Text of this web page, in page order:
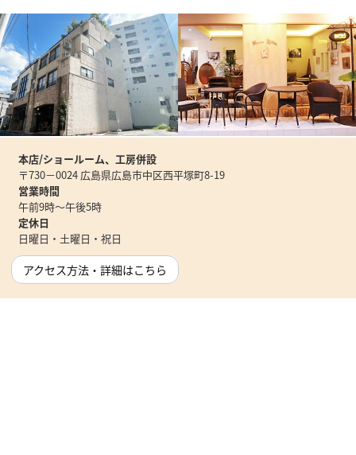
本店/ショールーム、工房併設
〒730－0024 広島県広島市中区西平塚町8-19
営業時間
午前9時～午後5時
定休日
日曜日・土曜日・祝日
アクセス方法・詳細はこちら